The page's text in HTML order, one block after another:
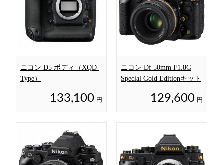
ニコン D5 ボディ（XQD-
Type）
133,100 円
ニコン Df 50mm F1.8G
Special Gold Editionキット
129,600 円